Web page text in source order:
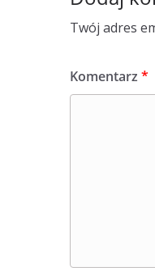
Twój adres
Komentarz *